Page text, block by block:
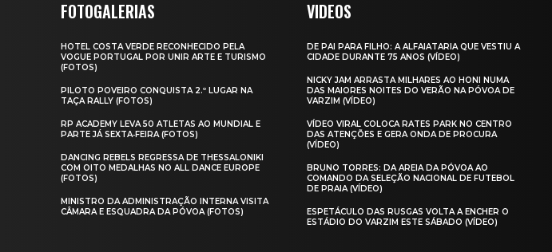
FOTOGALERIAS
HOTEL COSTA VERDE RECONHECIDO PELA
VOGUE PORTUGAL POR UNIR ARTE E TURISMO
(FOTOS)
PILOTO POVEIRO CONQUISTA 2.º LUGAR NA
TAÇA RALLY (FOTOS)
RP ACADEMY LEVA 50 ATLETAS AO MUNDIAL E
PARTE JÁ SEXTA‑FEIRA (FOTOS)
DANCING REBELS REGRESSA DE THESSALONIKI
COM OITO MEDALHAS NO ALL DANCE EUROPE
(FOTOS)
MINISTRO DA ADMINISTRAÇÃO INTERNA VISITA
CÂMARA E ESQUADRA DA PÓVOA (FOTOS)
VIDEOS
DE PAI PARA FILHO: A ALFAIATARIA QUE VESTIU A
CIDADE DURANTE 75 ANOS (VÍDEO)
NICKY JAM ARRASTA MILHARES AO HONI NUMA
DAS MAIORES NOITES DO VERÃO NA PÓVOA DE
VARZIM (VÍDEO)
VÍDEO VIRAL COLOCA RATES PARK NO CENTRO
DAS ATENÇÕES E GERA ONDA DE PROCURA
(VÍDEO)
BRUNO TORRES: DA AREIA DA PÓVOA AO
COMANDO DA SELEÇÃO NACIONAL DE FUTEBOL
DE PRAIA (VÍDEO)
ESPETÁCULO DAS RUSGAS VOLTA A ENCHER O
ESTÁDIO DO VARZIM ESTE SÁBADO (VÍDEO)